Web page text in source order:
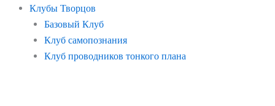
Клубы Творцов
Базовый Клуб
Клуб самопознания
Клуб проводников тонкого плана